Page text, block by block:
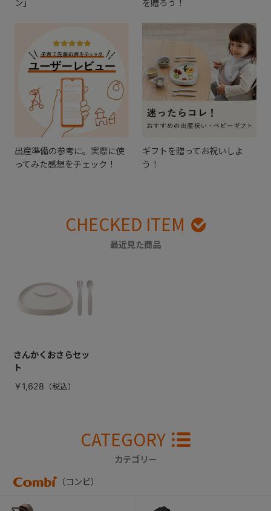
ン」
を贈ろう！
出産準備の参考に。実際に使
ってみた感想をチェック！
ギフトを贈ってお祝いしよ
う！
CHECKED ITEM
最近見た商品
さんかくおさらセッ
ト
￥1,628
CATEGORY
カテゴリー
（コンビ）